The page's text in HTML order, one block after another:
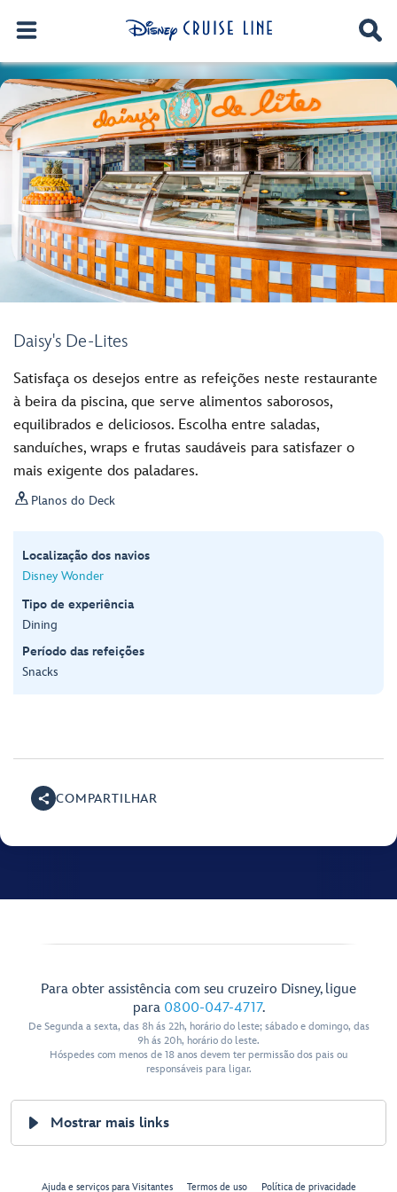
Daisy's De-Lites
Satisfaça os desejos entre as refeições neste restaurante
à beira da piscina, que serve alimentos saborosos,
equilibrados e deliciosos. Escolha entre saladas,
sanduíches, wraps e frutas saudáveis para satisfazer o
mais exigente dos paladares.
 Planos do Deck
Localização dos navios
Disney Wonder
Tipo de experiência
Dining
Período das refeições
Snacks
COMPARTILHAR
Para obter assistência com seu cruzeiro Disney, ligue
para 0800-047-4717.
De Segunda a sexta, das 8h ás 22h, horário do leste; sábado e domingo, das
9h ás 20h, horário do leste.
Hóspedes com menos de 18 anos devem ter permissão dos pais ou
responsáveis para ligar.
Mostrar mais links
Ajuda e serviços para Visitantes Termos de uso Política de privacidade